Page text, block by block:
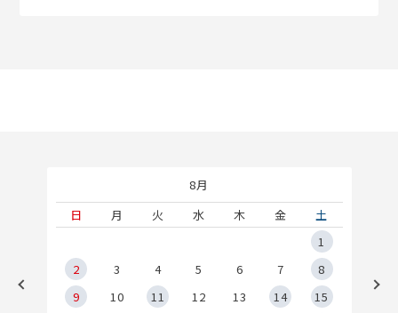
8月
日
月 火 水 木 金
土
1
2
3 4 5 6 7
8
9
10 11 12 13 14
15